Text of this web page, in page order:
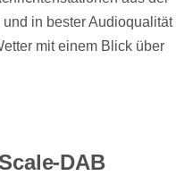
in bester Audioqualität
mit einem Blick über
DAB